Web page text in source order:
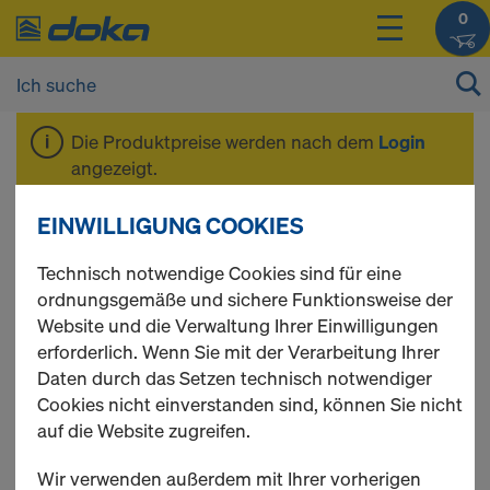
0
Die Produktpreise werden nach dem Login
angezeigt.
Mehrweggebinde
15 Produkte gefunden
Meist gesucht
Doka-Mehrwegcontainer
EINWILLIGUNG COOKIES
Technisch notwendige Cookies sind für eine
ordnungsgemäße und sichere Funktionsweise der
Website und die Verwaltung Ihrer Einwilligungen
erforderlich. Wenn Sie mit der Verarbeitung Ihrer
Daten durch das Setzen technisch notwendiger
Cookies nicht einverstanden sind, können Sie nicht
auf die Website zugreifen.
Wir verwenden außerdem mit Ihrer vorherigen